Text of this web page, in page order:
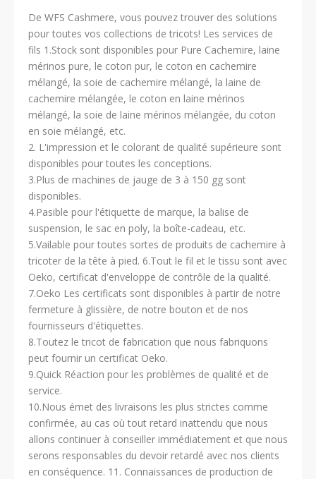
De WFS Cashmere, vous pouvez trouver des solutions
pour toutes vos collections de tricots! Les services de
fils 1.Stock sont disponibles pour Pure Cachemire, laine
mérinos pure, le coton pur, le coton en cachemire
mélangé, la soie de cachemire mélangé, la laine de
cachemire mélangée, le coton en laine mérinos
mélangé, la soie de laine mérinos mélangée, du coton
en soie mélangé, etc.
2. L'impression et le colorant de qualité supérieure sont
disponibles pour toutes les conceptions.
3.Plus de machines de jauge de 3 à 150 gg sont
disponibles.
4.Pasible pour l'étiquette de marque, la balise de
suspension, le sac en poly, la boîte-cadeau, etc.
5.Vailable pour toutes sortes de produits de cachemire à
tricoter de la tête à pied. 6.Tout le fil et le tissu sont avec
Oeko, certificat d'enveloppe de contrôle de la qualité.
7.Oeko Les certificats sont disponibles à partir de notre
fermeture à glissière, de notre bouton et de nos
fournisseurs d'étiquettes.
8.Toutez le tricot de fabrication que nous fabriquons
peut fournir un certificat Oeko.
9.Quick Réaction pour les problèmes de qualité et de
service.
10.Nous émet des livraisons les plus strictes comme
confirmée, au cas où tout retard inattendu que nous
allons continuer à conseiller immédiatement et que nous
serons responsables du devoir retardé avec nos clients
en conséquence. 11. Connaissances de production de